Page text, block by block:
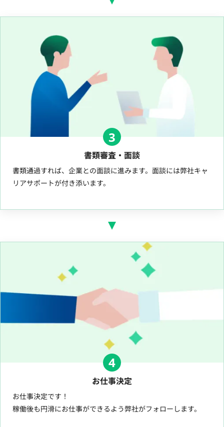
3
書類審査・面談
書類通過すれば、企業との面談に進みます。面談には弊社キャ
リアサポートが付き添います。
4
お仕事決定
お仕事決定です！
稼働後も円滑にお仕事ができるよう弊社がフォローします。